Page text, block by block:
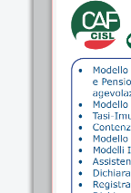
FOTO
SOCIAL